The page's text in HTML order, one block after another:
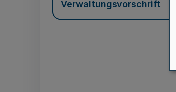
Verwaltungsvorschrift